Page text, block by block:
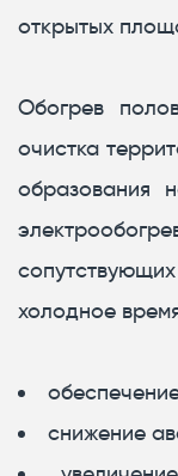
открытых
Обогрев
очистка
образования
холодное
снижение